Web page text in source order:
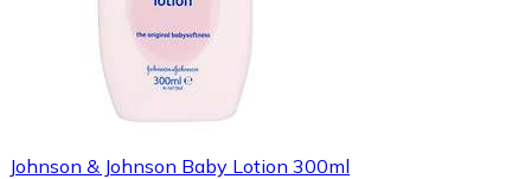
Johnson & Johnson Baby Lotion 300ml